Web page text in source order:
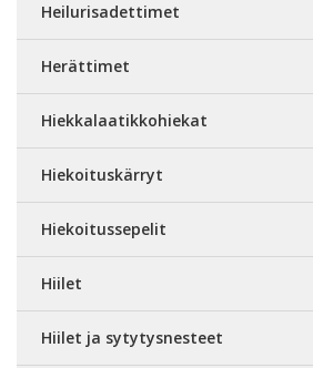
Heilurisadettimet
Herättimet
Hiekkalaatikkohiekat
Hiekoituskärryt
Hiekoitussepelit
Hiilet
Hiilet ja sytytysnesteet